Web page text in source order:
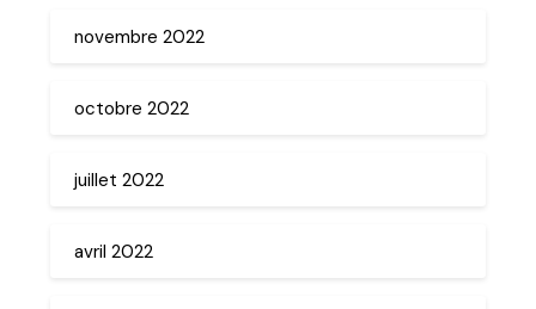
novembre 2022
octobre 2022
juillet 2022
avril 2022